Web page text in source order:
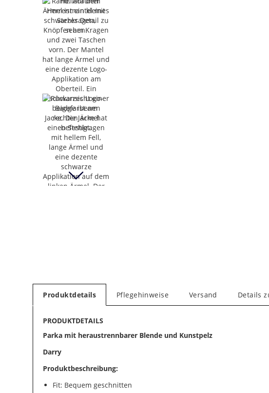
Produktdetails Pflegehinweise Versand Details
PRODUKTDETAILS
Parka mit heraustrennbarer Blende und Kunstpelz
Darry
Produktbeschreibung:
Fit: Bequem geschnitten